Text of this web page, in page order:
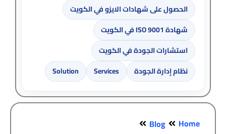
الحصول على شهادات الايزو في الكويت
شهادة ISO 9001 في الكويت
استشارات الجودة في الكويت
نظام إدارة الجودة
Services
Solution
Home
Blog